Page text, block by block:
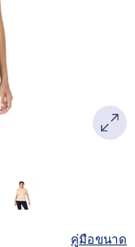
คู่มือขนาด